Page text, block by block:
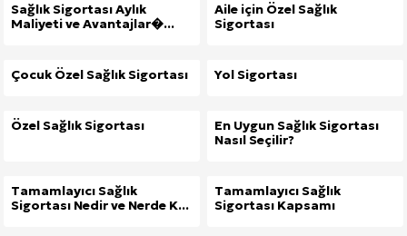
Sağlık Sigortası Aylık
Maliyeti ve Avantajlar�...
Aile için Özel Sağlık
Sigortası
Çocuk Özel Sağlık Sigortası Yol Sigortası
Özel Sağlık Sigortası
En Uygun Sağlık Sigortası
Nasıl Seçilir?
Tamamlayıcı Sağlık
Sigortası Nedir ve Nerde K...
Tamamlayıcı Sağlık
Sigortası Kapsamı